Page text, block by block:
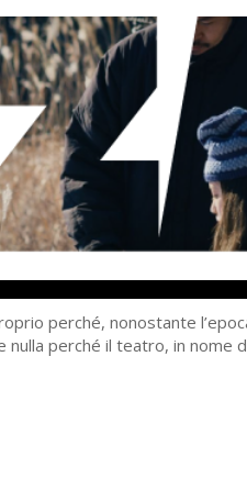
perché, nonostante
nulla perché il teatro, in nome